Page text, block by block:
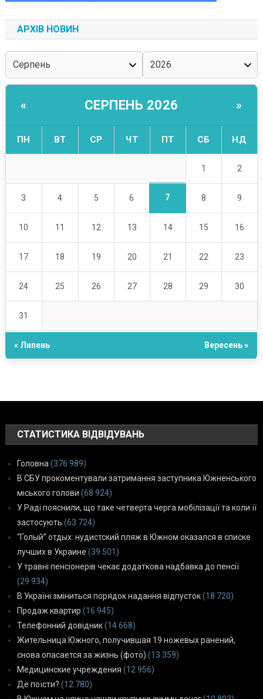
АРХІВ НОВИН
« СЕРПЕНЬ 2026 »
ПН ВТ СР ЧТ ПТ СБ НД
1 2
3 4 5 6 7 8 9
10 11 12 13 14 15 16
17 18 19 20 21 22 23
24 25 26 27 28 29 30
31
« Липень Вересень »
СТАТИСТИКА ВІДВІДУВАНЬ
Головна (376 989)
В СБУ прокоментували затримання заступника Южненського
міського голови (68 924)
У Раді пояснили, що таке четверта черга мобілізації та коли її
застосують (63 724)
“Голый” отдых: нудистский пляж в Южном оказался в списке
лучших в Украине (39 501)
У травні пенсіонерів чекає додаткова надбавка до пенсії
(29 934)
В Україні зміниться порядок надання відпусток(18 720)
Продаж квартир (16 945)
Телефонний довідник(14 668)
Жительница Южного, получившая 19 ножевых ранений,
снова опасается за жизнь (фото) (13 359)
Медицинские учреждения (12 956)
Де поїсти? (12 780)